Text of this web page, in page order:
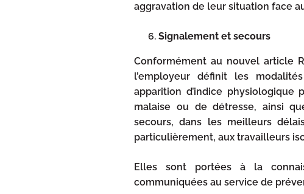
aggravation de leur situation face
Signalement et secours
Conformément au nouvel article
l’employeur définit les
apparition d’indice physiologique
malaise ou de détresse, ainsi
secours, dans les meilleurs
particulièrement, aux travailleurs
Elles sont portées à la
communiquées au service de